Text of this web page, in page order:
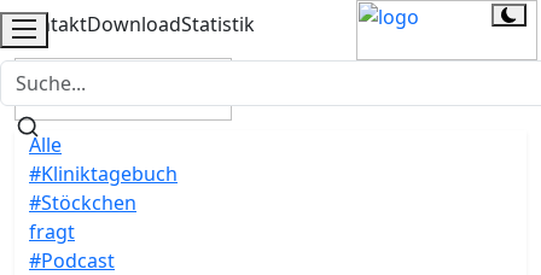
KontaktDownloadStatistik
Alle
#Kliniktagebuch
#Stöckchen
fragt
#Podcast